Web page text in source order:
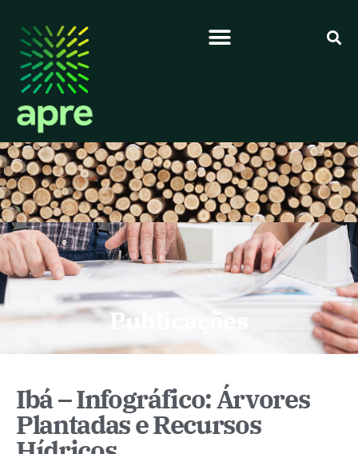
Publicações
Ibá – Infográfico: Árvores
Plantadas e Recursos